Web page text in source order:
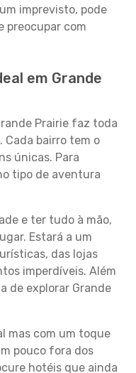
imprevisto, pode
preocupar com
em Grande
Prairie faz toda
Cada bairro tem o
únicas. Para
tipo de aventura
e ter tudo à mão,
Estará a um
das lojas
imperdíveis. Além
de explorar Grande
mas com um toque
pouco fora dos
hotéis que ainda